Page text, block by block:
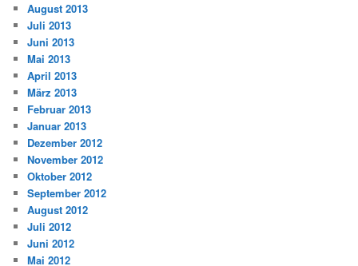
August 2013
Juli 2013
Juni 2013
Mai 2013
April 2013
März 2013
Februar 2013
Januar 2013
Dezember 2012
November 2012
Oktober 2012
September 2012
August 2012
Juli 2012
Juni 2012
Mai 2012